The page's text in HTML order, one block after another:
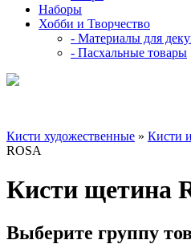
Наборы
Хобби и Творчество
- Материалы для
- Пасхальные товары
Кисти художественные » Кисти
ROSA
Кисти щетина
Выберите группу